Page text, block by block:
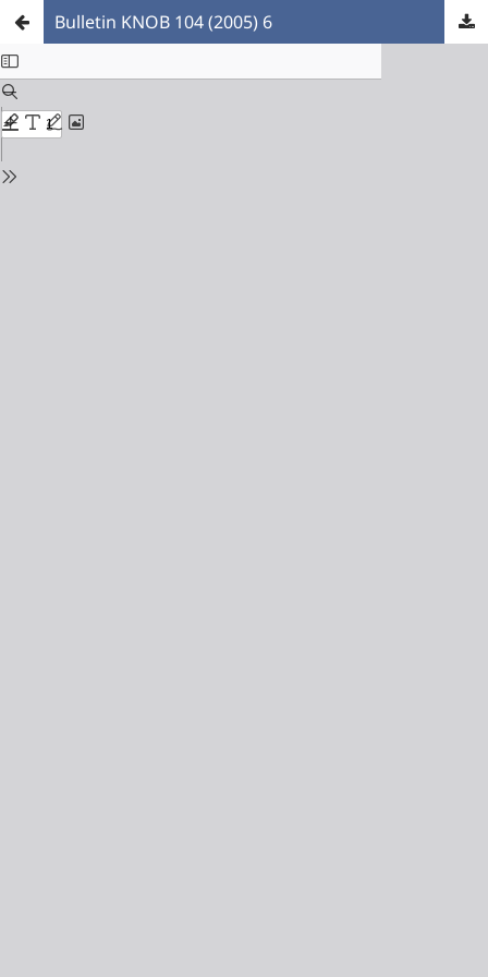
Bulletin KNOB 104 (2005) 6